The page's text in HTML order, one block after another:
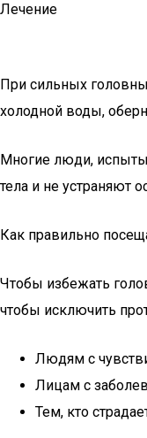
Лечение
При сильных
холодной воды,
Многие люди,
тела и не устраняют
Как правильно
Чтобы избежать
чтобы исключить
Людям с
Лицам с
Тем, кто